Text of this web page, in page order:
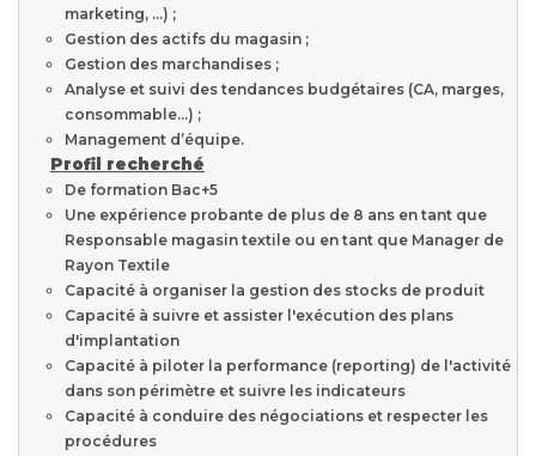
marketing, …) ;
Gestion des actifs du magasin ;
Gestion des marchandises ;
Analyse et suivi des tendances budgétaires (CA, marges,
consommable…) ;
Management d’équipe.
Profil recherché
De formation Bac+5
Une expérience probante de plus de 8 ans en tant que
Responsable magasin textile ou en tant que Manager de
Rayon Textile
Capacité à organiser la gestion des stocks de produit
Capacité à suivre et assister l'exécution des plans
d'implantation
Capacité à piloter la performance (reporting) de l'activité
dans son périmètre et suivre les indicateurs
Capacité à conduire des négociations et respecter les
procédures